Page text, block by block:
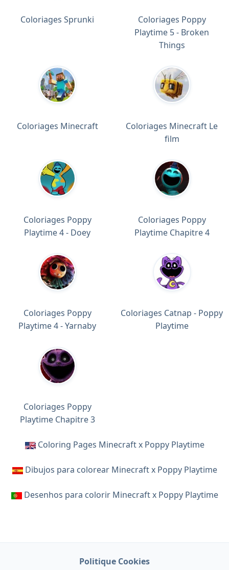
Coloriages Sprunki
Coloriages Poppy
Playtime 5 - Broken
Things
Coloriages Minecraft
Coloriages Minecraft Le
film
Coloriages Poppy
Playtime 4 - Doey
Coloriages Poppy
Playtime Chapitre 4
Coloriages Poppy
Playtime 4 - Yarnaby
Coloriages Catnap - Poppy
Playtime
Coloriages Poppy
Playtime Chapitre 3
Coloring Pages Minecraft x Poppy Playtime
Dibujos para colorear Minecraft x Poppy Playtime
Desenhos para colorir Minecraft x Poppy Playtime
Politique Cookies